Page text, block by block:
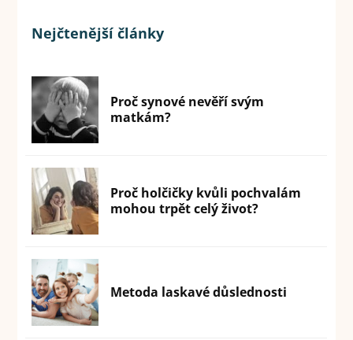
Nejčtenější články
Proč synové nevěří svým
matkám?
Proč holčičky kvůli pochvalám
mohou trpět celý život?
Metoda laskavé důslednosti